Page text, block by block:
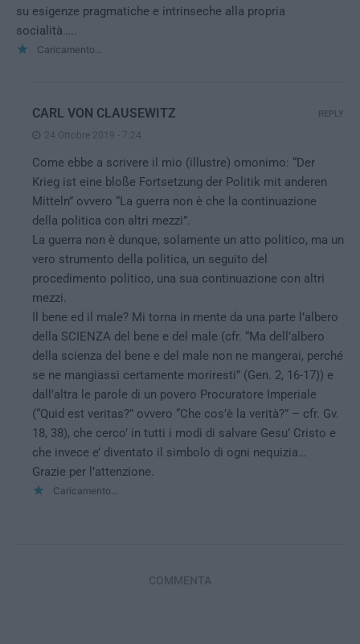
su esigenze pragmatiche e intrinseche alla propria
socialità…..
Caricamento...
CARL VON CLAUSEWITZ
24 Ottobre 2019 - 7:24
Come ebbe a scrivere il mio (illustre) omonimo: “Der
Krieg ist eine bloße Fortsetzung der Politik mit anderen
Mitteln” ovvero “La guerra non è che la continuazione
della politica con altri mezzi”.
La guerra non è dunque, solamente un atto politico, ma un
vero strumento della politica, un seguito del
procedimento politico, una sua continuazione con altri
mezzi.
Il bene ed il male? Mi torna in mente da una parte l’albero
della SCIENZA del bene e del male (cfr. “Ma dell’albero
della scienza del bene e del male non ne mangerai, perché
se ne mangiassi certamente moriresti” (Gen. 2, 16-17)) e
dall’altra le parole di un povero Procuratore Imperiale
(“Quid est veritas?” ovvero “Che cos’è la verità?” – cfr. Gv.
18, 38), che cerco’ in tutti i modi di salvare Gesu’ Cristo e
che invece e’ diventato il simbolo di ogni nequizia…
Grazie per l’attenzione.
Caricamento...
REPLY
COMMENTA